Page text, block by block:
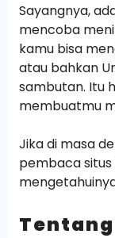
Sayangnya,
mencoba
kamu bisa
atau bahkan
sambutan. Itu
membuatmu
Jika di masa
pembaca